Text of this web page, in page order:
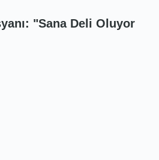
"Sana Deli Oluyor